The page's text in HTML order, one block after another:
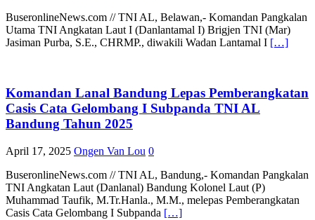
BuseronlineNews.com // TNI AL, Belawan,- Komandan Pangkalan
Utama TNI Angkatan Laut I (Danlantamal I) Brigjen TNI (Mar)
Jasiman Purba, S.E., CHRMP., diwakili Wadan Lantamal I […]
Komandan Lanal Bandung Lepas Pemberangkatan
Casis Cata Gelombang I Subpanda TNI AL
Bandung Tahun 2025
April 17, 2025 Ongen Van Lou 0
BuseronlineNews.com // TNI AL, Bandung,- Komandan Pangkalan
TNI Angkatan Laut (Danlanal) Bandung Kolonel Laut (P)
Muhammad Taufik, M.Tr.Hanla., M.M., melepas Pemberangkatan
Casis Cata Gelombang I Subpanda […]